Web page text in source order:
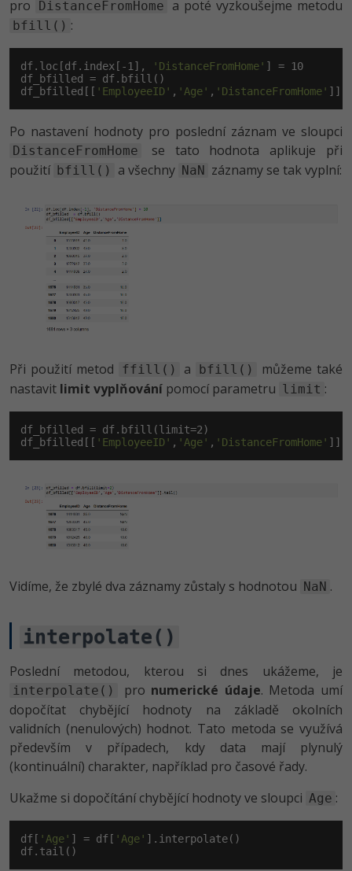
pro DistanceFromHome a poté vyzkoušejme metodu
bfill() :
df.loc[df.index[-1 ], 'DistanceFromHome' ] = 10
df_bfilled = df.bfill()
df_bfilled[[ 'EmployeeID' , 'Age' , 'DistanceFromHome' ]]
Po nastavení hodnoty pro poslední záznam ve sloupci
DistanceFromHome
se tato hodnota aplikuje při
použití bfill() a všechny NaN záznamy se tak vyplní:
Při použití metod ffill() a bfill()
můžeme také
nastavit limit vyplňování pomocí parametru limit :
df_bfilled = df.bfill(limit=2)
df_bfilled[[ 'EmployeeID' , 'Age' , 'DistanceFromHome'
Vidíme, že zbylé dva záznamy zůstaly s hodnotou NaN .
interpolate()
Poslední metodou, kterou si dnes ukážeme, je
interpolate() pro numerické údaje. Metoda umí
dopočítat chybějící hodnoty na základě okolních
validních (nenulových) hodnot. Tato metoda se využívá
především v případech, kdy data mají plynulý
(kontinuální) charakter, například pro časové řady.
Ukažme si dopočítání chybějící hodnoty ve sloupci Age :
df[ 'Age' ] = df[ 'Age' ].interpolate()
df.tail()